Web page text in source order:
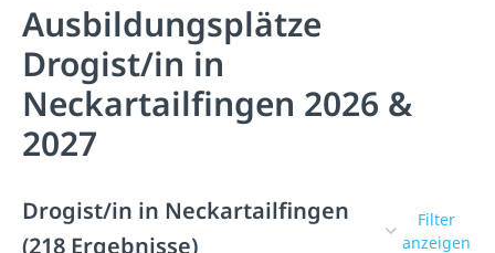
Ausbildungsplätze
Drogist/in in
Neckartailfingen 2026 &
2027
Drogist/in in Neckartailfingen
(218 Ergebnisse)
Filter
anzeigen